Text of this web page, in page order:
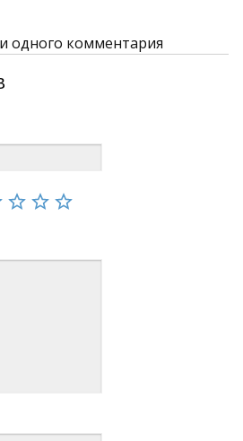
одного комментария